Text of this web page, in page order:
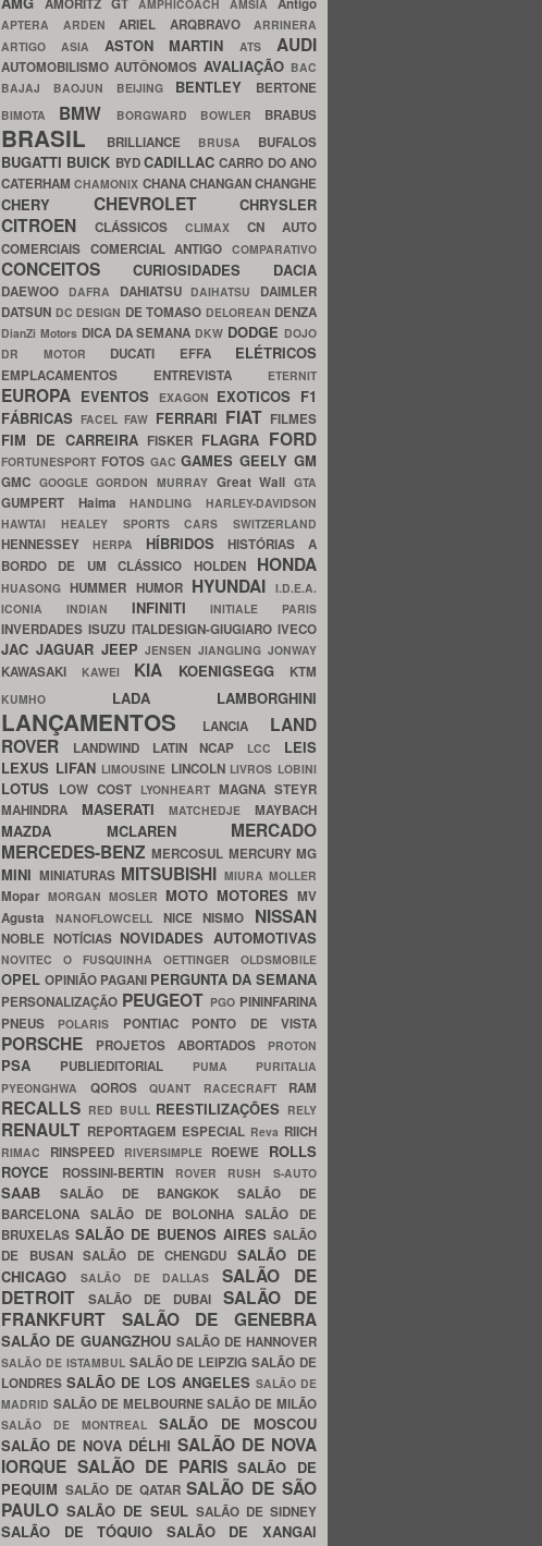
AMORITZ GT AMPHICOACH AMSIA Antigo
APTERA ARDEN ARIEL ARQBRAVO ARRINERA
ARTIGO ASIA ASTON MARTINATS AUDI
AUTOMOBILISMOAUTÔNOMOS AVALIAÇÃO BAC
BAJAJ BAOJUN BEIJING BENTLEY BERTONE
BIMOTA BMW BORGWARD BOWLER BRABUS
BRASIL BRILLIANCE BRUSA BUFALOS
BUGATTI BUICK BYDCADILLACCARRO DO ANO
CATERHAMCHAMONIX CHANACHANGANCHANGHE
CHERY CHEVROLET CHRYSLER
CITROEN CLÁSSICOS CLIMAX CN AUTO
COMERCIAIS COMERCIAL ANTIGOCOMPARATIVO
CONCEITOS CURIOSIDADES DACIA
DAEWOO DAFRA DAHIATSU DAIHATSU DAIMLER
DATSUN DC DESIGN DE TOMASO DELOREAN DENZA
DianZi Motors DICA DA SEMANA DKW DODGE DOJO
DR MOTOR DUCATI EFFA ELÉTRICOS
EMPLACAMENTOS ENTREVISTA ETERNIT
EUROPA EVENTOS EXAGON EXOTICOS F1
FÁBRICASFACELFAW FERRARI FIAT FILMES
FIM DE CARREIRA FISKER FLAGRA FORD
FORTUNESPORT FOTOS GACGAMESGEELYGM
GMC GOOGLEGORDON MURRAY Great WallGTA
GUMPERT HaimaHANDLINGHARLEY-DAVIDSON
HAWTAI HEALEY SPORTS CARS SWITZERLAND
HENNESSEY HERPA HÍBRIDOSHISTÓRIAS A
BORDO DE UM CLÁSSICO HOLDEN HONDA
HUASONGHUMMER HUMOR HYUNDAI I.D.E.A.
ICONIA INDIAN INFINITIINITIALE PARIS
INVERDADESISUZU ITALDESIGN-GIUGIAROIVECO
JAC JAGUAR JEEPJENSENJIANGLINGJONWAY
KAWASAKI KAWEI KIA KOENIGSEGG KTM
KUMHO LADA LAMBORGHINI
LANÇAMENTOS LANCIA LAND
ROVER
LANDWIND LATIN NCAP LCC LEIS
LEXUS LIFAN LIMOUSINE LINCOLN LIVROS LOBINI
LOTUS LOW COST LYONHEART MAGNA STEYR
MAHINDRA MASERATIMATCHEDJEMAYBACH
MAZDA MCLAREN MERCADO
MERCEDES-BENZMERCOSUL MERCURYMG
MINI MINIATURAS MITSUBISHI MIURA MOLLER
Mopar MORGAN MOSLER MOTO MOTORES MV
Agusta NANOFLOWCELL NICENISMO NISSAN
NOBLE NOTÍCIAS NOVIDADES AUTOMOTIVAS
NOVITEC O FUSQUINHA OETTINGER OLDSMOBILE
OPEL OPINIÃO PAGANI PERGUNTA DA SEMANA
PERSONALIZAÇÃO PEUGEOT PGO PININFARINA
PNEUS
POLARIS PONTIAC PONTO DE VISTA
PORSCHE PROJETOS ABORTADOS PROTON
PSA PUBLIEDITORIAL PUMA PURITALIA
PYEONGHWA QOROS QUANT RACECRAFT RAM
RECALLS RED BULL REESTILIZAÇÕES RELY
RENAULT REPORTAGEM ESPECIAL Reva RIICH
RIMAC RINSPEED RIVERSIMPLE ROEWE ROLLS
ROYCE
ROSSINI-BERTIN ROVER RUSH S-AUTO
SAAB SALÃO DE BANGKOKSALÃO DE
BARCELONA SALÃO DE BOLONHASALÃO DE
BRUXELAS SALÃO DE BUENOS AIRES SALÃO
DE BUSAN SALÃO DE CHENGDU SALÃO DE
CHICAGO
SALÃO DE DALLASSALÃO DE
DETROIT
SALÃO DE DUBAI SALÃO DE
FRANKFURT SALÃO DE GENEBRA
SALÃO DE GUANGZHOU SALÃO DE HANNOVER
SALÃO DE ISTAMBUL SALÃO DE LEIPZIGSALÃO DE
LONDRESSALÃO DE LOS ANGELES SALÃO DE
MADRID SALÃO DE MELBOURNESALÃO DE MILÃO
SALÃO DE MONTREAL SALÃO DE MOSCOU
SALÃO DE NOVA DÉLHI SALÃO DE NOVA
IORQUE SALÃO DE PARISSALÃO DE
PEQUIM SALÃO DE QATARSALÃO DE SÃO
PAULO SALÃO DE SEUL SALÃO DE SIDNEY
SALÃO DE TÓQUIO SALÃO DE XANGAI